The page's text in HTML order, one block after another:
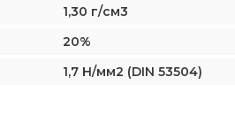
1,30 г/см3
20%
1,7 Н/мм2 (DIN 53504)